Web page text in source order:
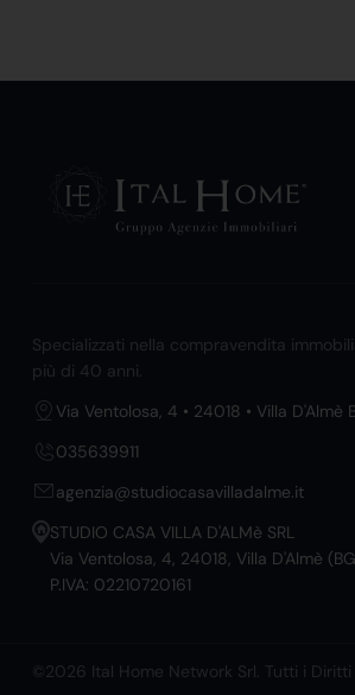
Specializzati nella compravendita
più di 40 anni.
Via Ventolosa, 4 • 24018 • Villa D'Almè
035639911
agenzia@studiocasavilladalme.it
STUDIO CASA VILLA D'ALMè SRL
Via Ventolosa, 4, 24018, Villa D'Almè
P.IVA: 02210720161
©2026 Ital Home Network Srl. Tutti i Diritti